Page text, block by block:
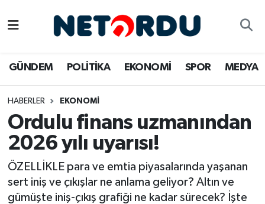
GÜNDEM POLİTİKA EKONOMİ SPOR MEDYA
HABERLER EKONOMİ
Ordulu finans uzmanından
2026 yılı uyarısı!
ÖZELLİKLE para ve emtia piyasalarında yaşanan
sert iniş ve çıkışlar ne anlama geliyor? Altın ve
gümüşte iniş-çıkış grafiği ne kadar sürecek? İşte
DÜNYA
EĞİTİM
EKONOMİ
EMLAK
Namaz Vakitleri
Trafik Durumu
Süper Lig Puan Durumu ve Fikstür
Tüm Manşetler